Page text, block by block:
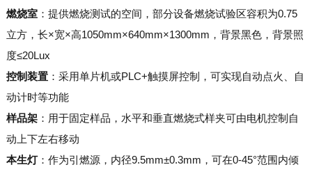
燃烧室：提供燃烧测试的空间，部分设备燃烧试验区容积为0.75
立方，长×宽×高1050mm×640mm×1300mm，背景黑色，背景照
度≤20Lux
控制装置：采用单片机或PLC+触摸屏控制，可实现自动点火、自
动计时等功能
样品架：用于固定样品，水平和垂直燃烧式样夹可由电机控制自
动上下左右移动
本生灯：作为引燃源，内径9.5mm±0.3mm，可在0-45°范围内倾